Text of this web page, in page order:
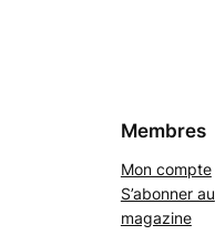
Membres
Mon compte
S’abonner au
magazine